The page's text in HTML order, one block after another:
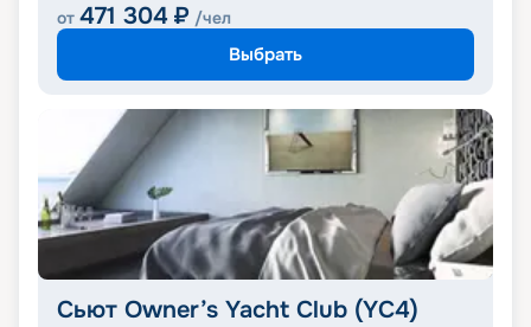
от 471 304 ₽ /чел
Выбрать
Сьют Owner’s Yacht Club (YC4)